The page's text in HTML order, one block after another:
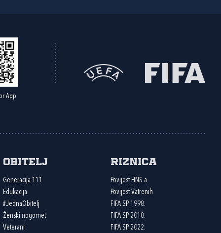
App
Obitelj
Generacija 111
Edukacija
#JednaObitelj
Ženski nogomet
Veterani
Riznica
Povijest HNS-a
Povijest Vatrenih
FIFA SP 1998.
FIFA SP 2018.
FIFA SP 2022.